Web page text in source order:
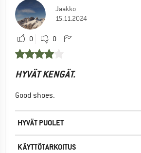
Jaakko
15.11.2024
0 0
HYVÄT KENGÄT.
Good shoes.
HYVÄT PUOLET
KÄYTTÖTARKOITUS